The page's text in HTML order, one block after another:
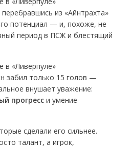
перебравшись из «Айнтрахта»
потенциал — и, похоже, не
период в ПСЖ и блестящий
забил только 15 голов —
внушает уважение:
прогресси умение
сделали его сильнее.
талант, а игрок,